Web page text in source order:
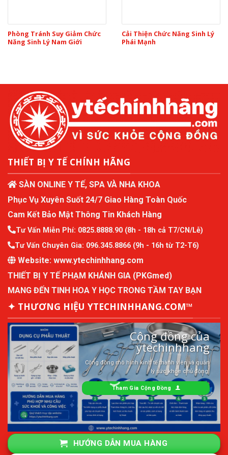
Phòng Tránh Suy Giảm Chức
Năng Sinh Lý Nam Giới
Cải Thiện Chức Năng Sinh Lý
Phái Mạnh
THIẾT BỊ Y TẾ CHÍNH HÃNG
SÀN ONLINE Y TẾ, SPA VÀ NHA KHOA
Phục Vụ Xuyên Suốt 24/7 Giao Hàng Toàn Quốc
Cam Kết Bảo Mật Thông Tin Khách Hàng
Tư Vấn Miễn Phí: 0825.8888.90 (8h - 18h cả T7/CN/Lễ)
Tư Vấn Chuyên Gia: 096.345.8866 (9h - 16h từ T2-T6)
Website: www.ytechinhhang.com
THIẾT BỊ Y TẾ PHẠM KHÁNH GIA (PKGmed)
MANG ĐẾN TINH HOA Y HỌC TRONG TẦM TAY BẠN
✦ THƯƠNG HIỆU YTECHINHHANG.COM™
Cộng đồng của
ytechinhhang
Cộng đồng mô hình kinh tế thành viên và quản
lý sức khỏe chủ động.
Tham Gia Cộng Đồng
HƯỚNG DẪN MUA HÀNG